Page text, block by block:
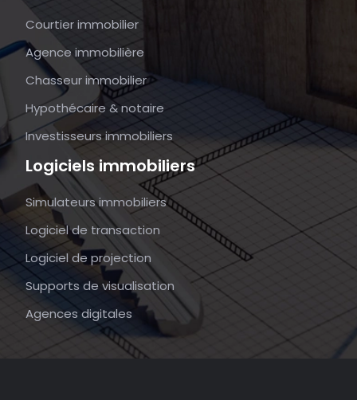
Courtier immobilier
Agence immobilière
Chasseur immobilier
Hypothécaire & notaire
Investisseurs immobiliers
Logiciels immobiliers
Simulateurs immobiliers
Logiciel de transaction
Logiciel de projection
Supports de visualisation
Agences digitales